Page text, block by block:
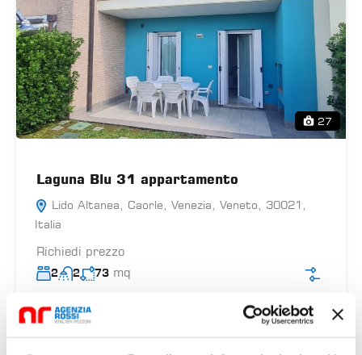
27
Laguna Blu 31 appartamento
Lido Altanea, Caorle, Venezia, Veneto, 30021,
Italia
Richiedi prezzo
2 2 73 mq